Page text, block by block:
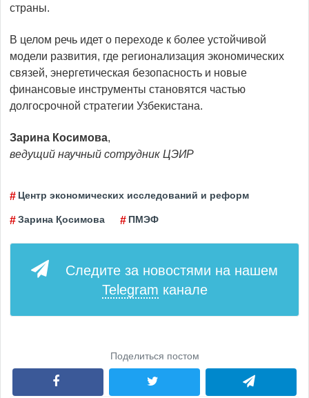
страны.
В целом речь идет о переходе к более устойчивой
модели развития, где регионализация экономических
связей, энергетическая безопасность и новые
финансовые инструменты становятся частью
долгосрочной стратегии Узбекистана.
Зарина Косимова,
ведущий научный сотрудник ЦЭИР
Центр экономических исследований и реформ
Зарина Қосимова ПМЭФ
Следите за новостями на нашем
Telegram канале
Поделиться постом